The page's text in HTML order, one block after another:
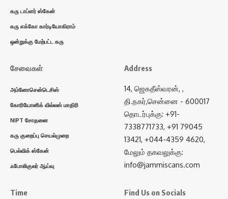
கரு டாப்ளர் ஸ்கேன்
கரு எக்கோ கார்டியோகிராம்
ஒன்றுக்கு மேற்பட்ட கரு
சேவைகள்
அம்னோசென்டெசிஸ்
கோரியோனிக் வில்லஸ் மாதிரி
NIPT சோதனை
கரு குறைப்பு செயல்முறை
பெல்விக் ஸ்கேன்
ஃபோலிகுலர் ஆய்வு
Address
14, ஜெகதீஸ்வரன், ,
தி.நகர்,சென்னை - 600017
தொடர்புக்கு: +91-
7338771733, +91 79045
13421, +044-4359 4620,
மேலும் தகவலுக்கு:
info@jammiscans.com
Time Find Us on Socials